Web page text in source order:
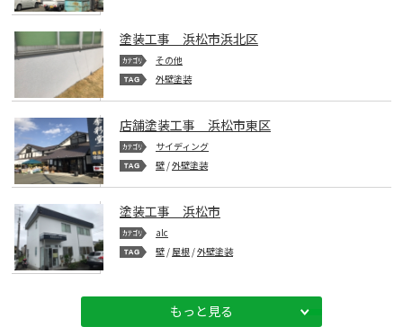
塗装工事 浜松市浜北区
その他
外壁塗装
店舗塗装工事 浜松市東区
サイディング
壁 /外壁塗装
塗装工事 浜松市
alc
壁 / 屋根 /外壁塗装
もっと見る